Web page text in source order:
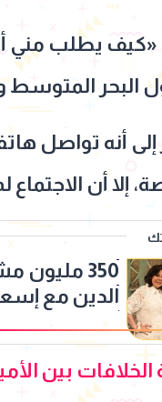
يطلب مني
البحر المتوسط
أنه تواصل
إلا أن
350 مليون
الدين مع
السعادة"
بين